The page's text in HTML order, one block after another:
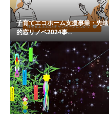
子育てエコホーム支援事業・先進
的窓リノベ2024事...